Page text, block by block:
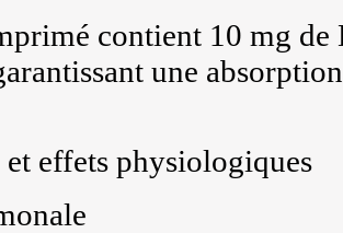
contient 10 mg de
une
effets physiologiques